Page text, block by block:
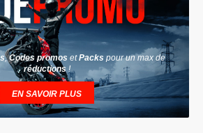
,Codes promos etPacks pour un max de
réductions !
EN SAVOIR PLUS